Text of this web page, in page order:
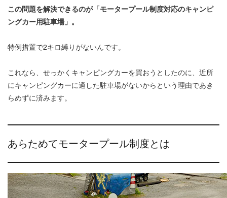
この問題を解決できるのが「モータープール制度対応のキャンピ
ングカー用駐車場」。
特例措置で2キロ縛りがないんです。
これなら、せっかくキャンピングカーを買おうとしたのに、近所
にキャンピングカーに適した駐車場がないからという理由であき
らめずに済みます。
あらためてモータープール制度とは